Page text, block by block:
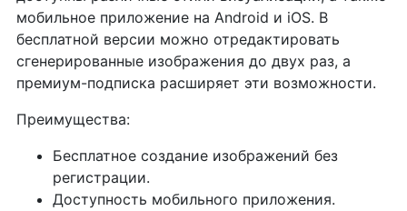
мобильное приложение на Android и iOS. В
бесплатной версии можно отредактировать
сгенерированные изображения до двух раз, а
премиум-подписка расширяет эти возможности.
Преимущества:
Бесплатное создание изображений без
регистрации.
Доступность мобильного приложения.